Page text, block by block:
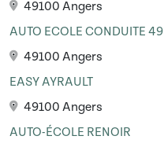
49100 Angers
AUTO ECOLE CONDUITE 49
49100 Angers
EASY AYRAULT
49100 Angers
AUTO-ÉCOLE RENOIR